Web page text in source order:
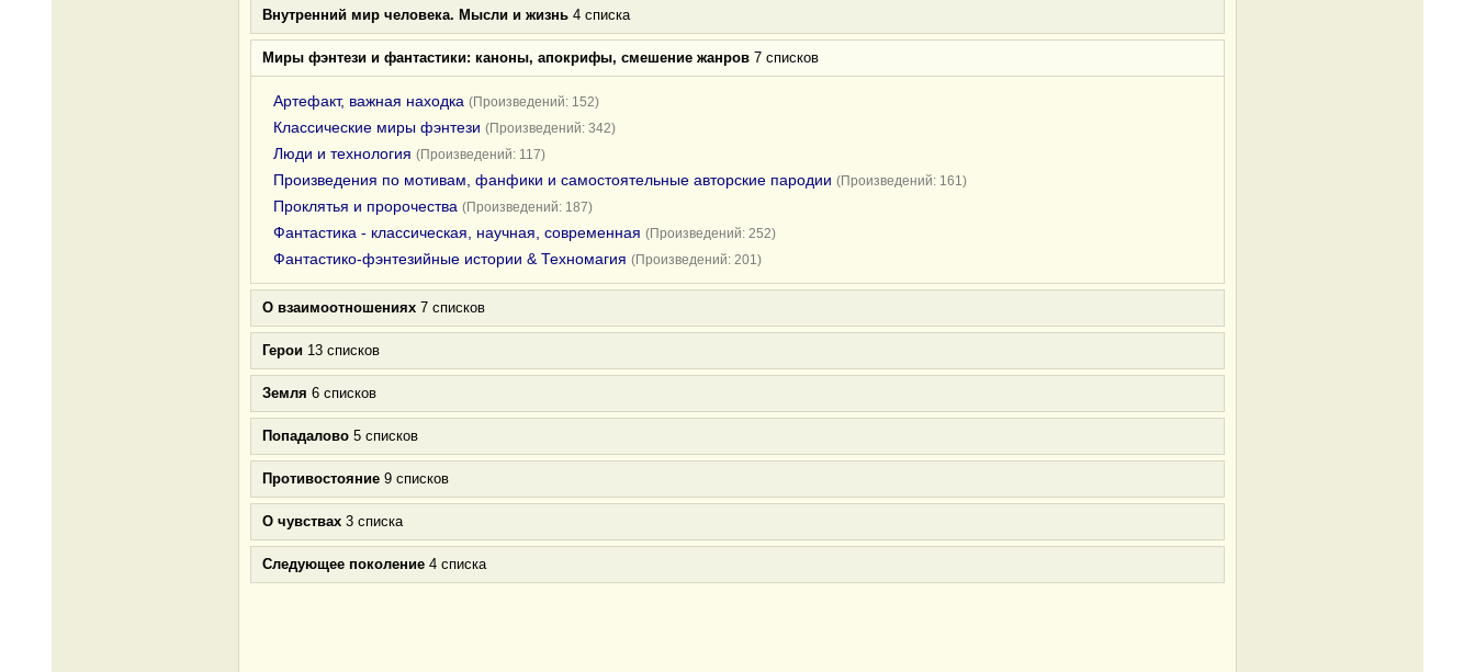
Внутренний мир человека. Мысли и жизнь 4 списка
Миры фэнтези и фантастики: каноны, апокрифы, смешение жанров 7 списков
Артефакт, важная находка (Произведений: 152)
Классические миры фэнтези (Произведений: 342)
Люди и технология (Произведений: 117)
Произведения по мотивам, фанфики и самостоятельные авторские пародии (Произведений: 161)
Проклятья и пророчества (Произведений: 187)
Фантастика - классическая, научная, современная (Произведений: 252)
Фантастико-фэнтезийные истории & Техномагия (Произведений: 201)
О взаимоотношениях 7 списков
Герои 13 списков
Земля 6 списков
Попадалово 5 списков
Противостояние 9 списков
О чувствах 3 списка
Следующее поколение 4 списка